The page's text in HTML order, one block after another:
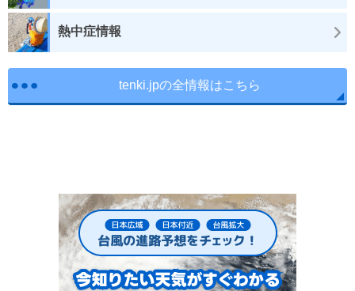
熱中症情報
tenki.jpの全情報はこちら